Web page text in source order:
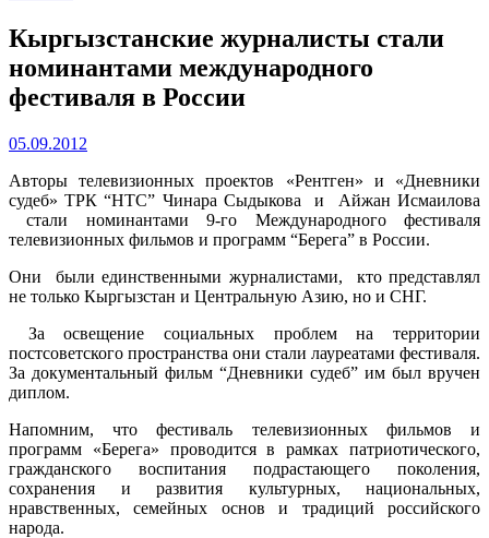
Кыргызстанские журналисты стали
номинантами международного
фестиваля в России
05.09.2012
Авторы телевизионных проектов «Рентген» и «Дневники
судеб» ТРК “НТС” Чинара Сыдыкова и Айжан Исмаилова
стали номинантами 9-го Международного фестиваля
телевизионных фильмов и программ “Берега” в России.
Они были единственными журналистами, кто представлял
не только Кыргызстан и Центральную Азию, но и СНГ.
За освещение социальных проблем на территории
постсоветского пространства они стали лауреатами фестиваля.
За документальный фильм “Дневники судеб” им был вручен
диплом.
Напомним, что фестиваль телевизионных фильмов и
программ «Берега» проводится в рамках патриотического,
гражданского воспитания подрастающего поколения,
сохранения и развития культурных, национальных,
нравственных, семейных основ и традиций российского
народа.